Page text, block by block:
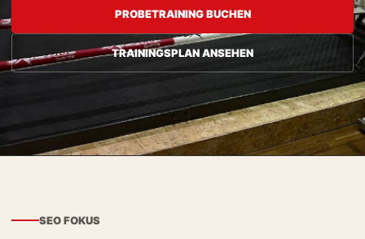
PROBETRAINING BUCHEN
TRAININGSPLAN ANSEHEN
SEO FOKUS